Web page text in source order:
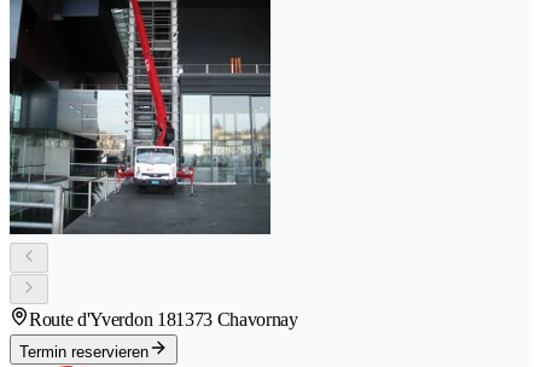
Route d'Yverdon 181373 Chavornay
Termin reservieren